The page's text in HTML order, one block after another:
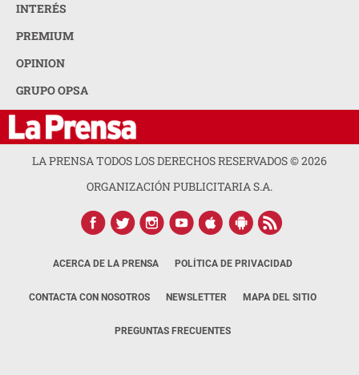
INTERÉS
PREMIUM
OPINION
GRUPO OPSA
LA PRENSA TODOS LOS DERECHOS RESERVADOS ©2026
ORGANIZACIÓN PUBLICITARIA S.A.
ACERCA DE LA PRENSA POLÍTICA DE PRIVACIDAD
CONTACTA CON NOSOTROS NEWSLETTER MAPA DEL SITIO
PREGUNTAS FRECUENTES